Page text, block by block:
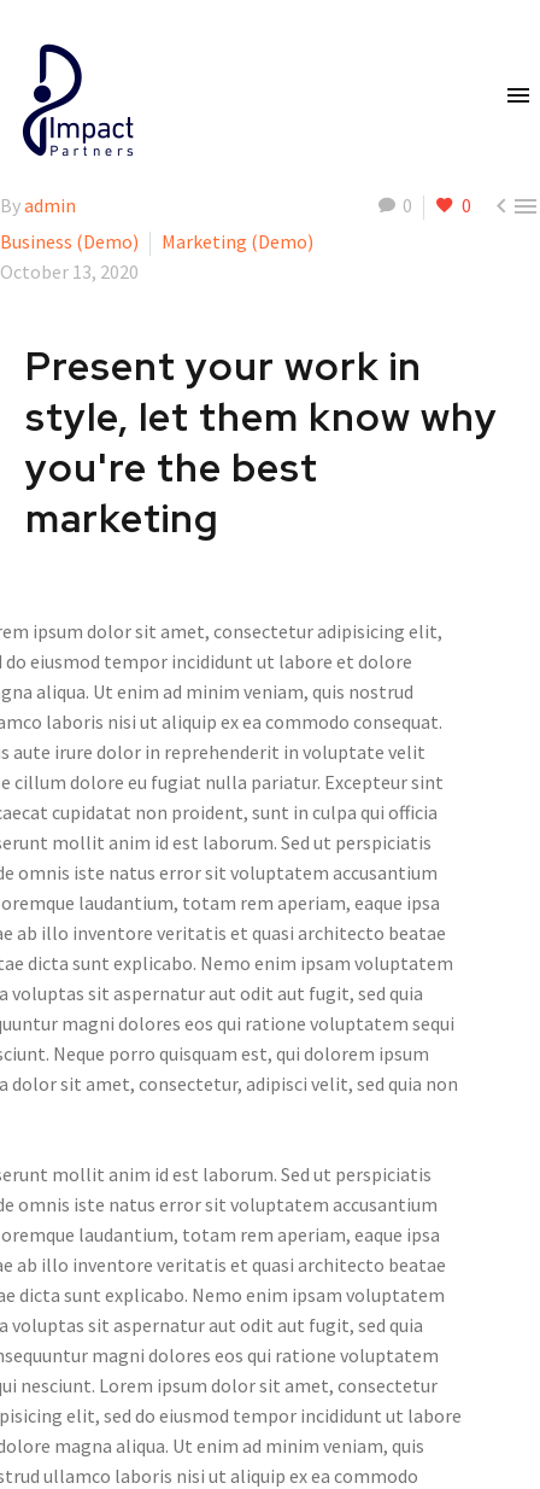
0 0 
Byadmin
Business (Demo)
Marketing (Demo)
October 13, 2020
Present your work in
style, let them know why
you're the best
marketing
ipsum dolor sit amet, consectetur adipisicing elit,
do eiusmod tempor incididunt ut labore et dolore
aliqua. Ut enim ad minim veniam, quis nostrud
laboris nisi ut aliquip ex ea commodo consequat.
aute irure dolor in reprehenderit in voluptate velit
cillum dolore eu fugiat nulla pariatur. Excepteur sint
cupidatat non proident, sunt in culpa qui officia
mollit anim id est laborum. Sed ut perspiciatis
omnis iste natus error sit voluptatem accusantium
laudantium, totam rem aperiam, eaque ipsa
ab illo inventore veritatis et quasi architecto beatae
dicta sunt explicabo. Nemo enim ipsam voluptatem
voluptas sit aspernatur aut odit aut fugit, sed quia
magni dolores eos qui ratione voluptatem sequi
Neque porro quisquam est, qui dolorem ipsum
dolor sit amet, consectetur, adipisci velit, sed quia non
mollit anim id est laborum. Sed ut perspiciatis
omnis iste natus error sit voluptatem accusantium
laudantium, totam rem aperiam, eaque ipsa
ab illo inventore veritatis et quasi architecto beatae
dicta sunt explicabo. Nemo enim ipsam voluptatem
voluptas sit aspernatur aut odit aut fugit, sed quia
magni dolores eos qui ratione voluptatem
nesciunt. Lorem ipsum dolor sit amet, consectetur
elit, sed do eiusmod tempor incididunt ut labore
magna aliqua. Ut enim ad minim veniam, quis
ullamco laboris nisi ut aliquip ex ea commodo